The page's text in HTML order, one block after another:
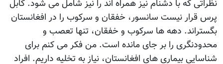
نظراتی که با دشنام نيز همراه اند را نيز شامل می شود. کابل
پرس قرار نيست سانسور، خفقان و سرکوب را در افغانستان
بگستراند. دهه ها سرکوب و خفقان، تنها تعصب و
محدودنگری را بر جای مانده است. من فکر می کنم برای
شناسايی بيماری های افغانستان، نياز به تخليه داريم. افراد